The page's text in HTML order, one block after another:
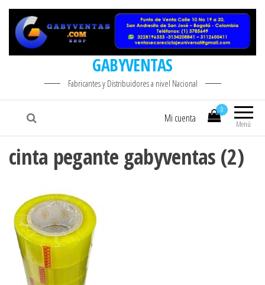
GABYVENTAS
Fabricantes y Distribuidores a nivel Nacional
Menú
0
Mi cuenta
cinta pegante gabyventas (2)